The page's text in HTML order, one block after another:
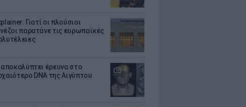
Γιατί οι πλούσιοι
παρατάνε τις ευρωπαϊκές
αποκαλύπτει έρευνα στο
DNA της Αιγύπτου